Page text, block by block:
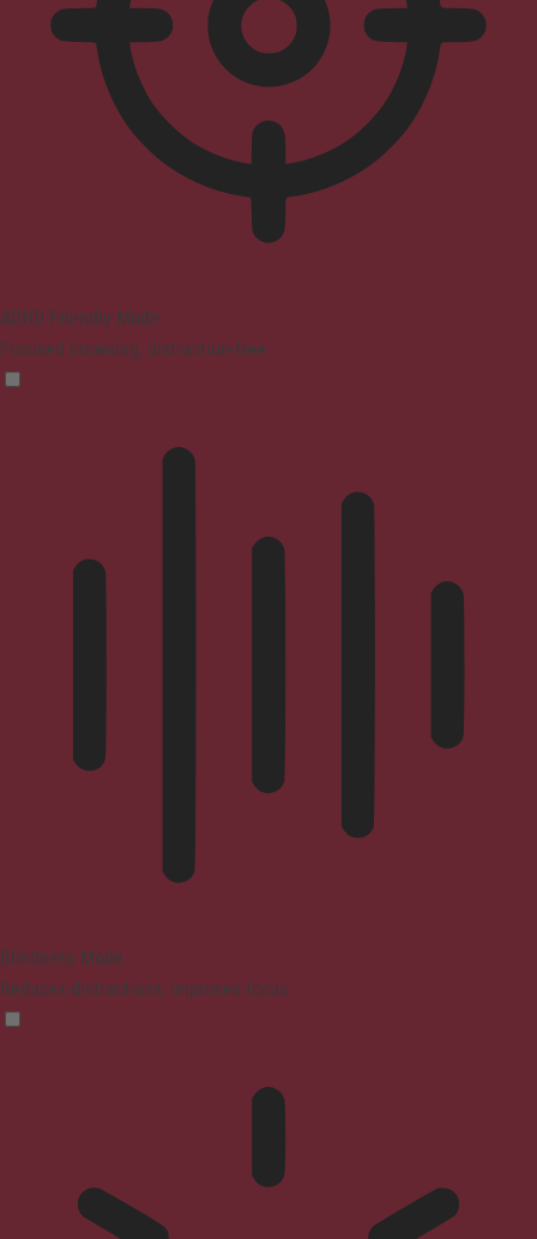
ADHD Friendly Mode
Focused browsing, distraction-free
Blindness Mode
Reduces distractions, improves focus